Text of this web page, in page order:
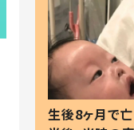
生後8ヶ月で